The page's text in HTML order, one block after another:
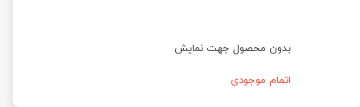
بدون محصول جهت نمایش
اتمام موجودی